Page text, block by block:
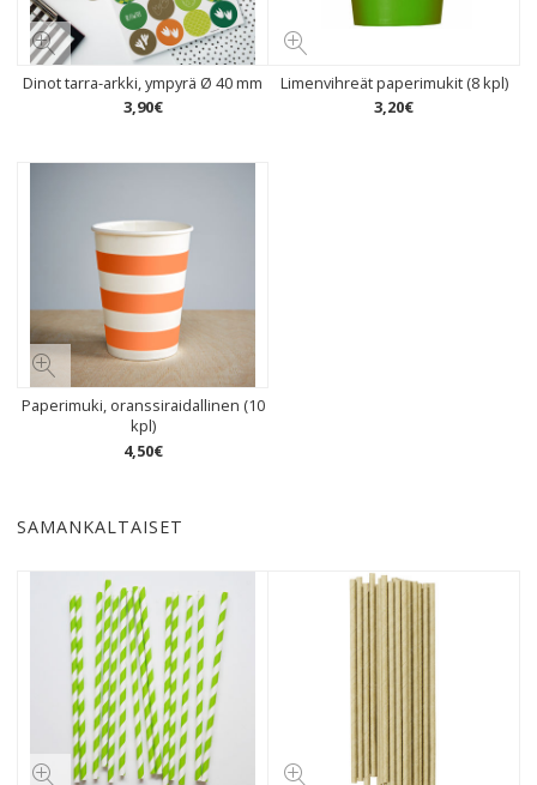
Dinot tarra-arkki, ympyrä Ø 40 mm
3,90€
Limenvihreät paperimukit (8 kpl)
3,20€
Paperimuki, oranssiraidallinen (10
kpl)
4,50€
SAMANKALTAISET